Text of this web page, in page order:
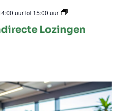
Lozingen
uurtot 15:00 uur
Spreekuur
Indirecte
Lozingen